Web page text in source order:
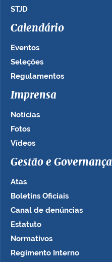
STJD
Calendário
Eventos
Seleções
Regulamentos
Imprensa
Notícias
Fotos
Vídeos
Gestão e Governança
Atas
Boletins Oficiais
Canal de denúncias
Estatuto
Normativos
Regimento Interno